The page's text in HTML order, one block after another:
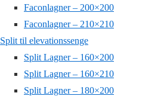
Faconlagner – 200×200
Faconlagner – 210×210
Split til elevationssenge
Split Lagner – 160×200
Split Lagner – 160×210
Split Lagner – 180×200